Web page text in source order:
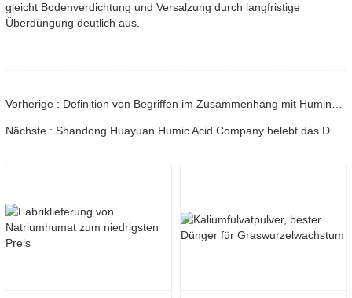
gleicht Bodenverdichtung und Versalzung durch langfristige
Überdüngung deutlich aus.